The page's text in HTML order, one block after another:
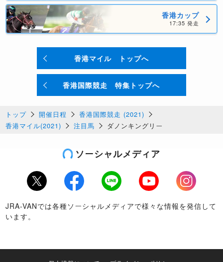
香港カップ
17:35 発走
香港マイル トップへ
香港国際競走 特集トップへ
トップ 開催日程
香港国際競走 (2021)
香港マイル(2021)
注目馬 ダノンキングリー
ソーシャルメディア
Twitter Facebook LINE Youtube
Instagram
JRA-VANでは各種ソーシャルメディアで様々な情報を発信して
います。